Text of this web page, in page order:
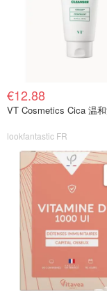
€12.88
VT Cosmetics Cica 温
lookfantastic FR